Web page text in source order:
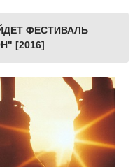
ФЕСТИВАЛЬ
[2016]